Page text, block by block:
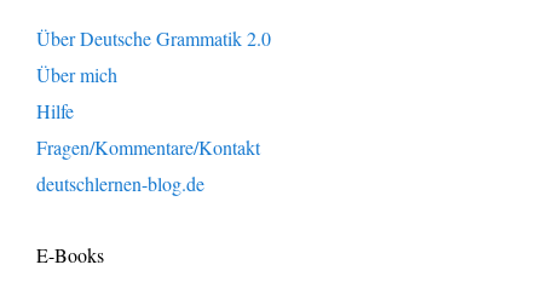
Über Deutsche Grammatik 2.0
Über mich
Hilfe
Fragen/Kommentare/Kontakt
deutschlernen-blog.de
E-Books